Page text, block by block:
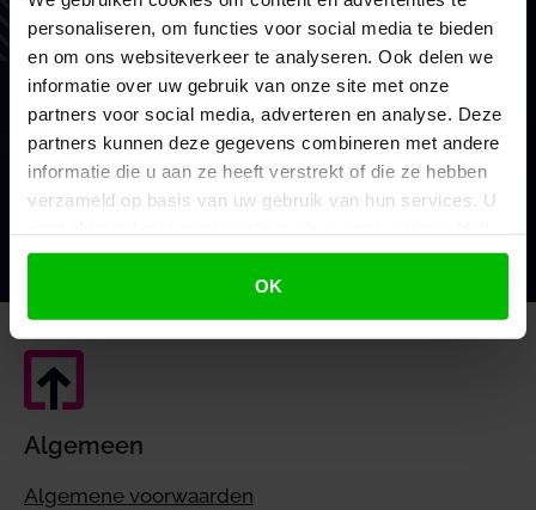
personaliseren, om functies voor social media te bieden
en om ons websiteverkeer te analyseren. Ook delen we
informatie over uw gebruik van onze site met onze
partners voor social media, adverteren en analyse. Deze
partners kunnen deze gegevens combineren met andere
informatie die u aan ze heeft verstrekt of die ze hebben
verzameld op basis van uw gebruik van hun services. U
gebruiken.
OK
Als financieel en belastingadviseurs coachen we en
doen we waar we goed in zijn. Voor het MKB en
consultants. Met vaste prijzen, scherp advies en
brede ondersteuning.
Algemeen
Algemene voorwaarden